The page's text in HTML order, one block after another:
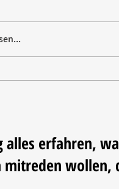
die
alles erfahren,
mitreden wollen,